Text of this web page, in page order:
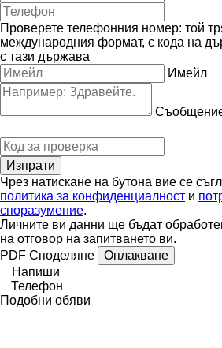
Проверете телефонния номер: той
международния формат, с кода на
с тази държава
Имейл
Чрез натискане на бутона вие се
политика за конфиденциалност и
споразумение.
Личните ви данни ще бъдат
на отговор на запитването ви.
PDF Споделяне
Оплакване
Напиши
Телефон
Подобни обяви